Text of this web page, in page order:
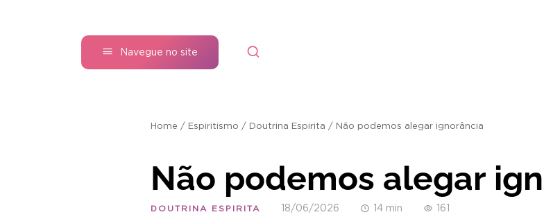
Navegue no site
Home / Espiritismo / Doutrina Espirita / Não podemos alegar ignorância
Não podemos alegar
DOUTRINA ESPIRITA 18/06/2026 14 min 161